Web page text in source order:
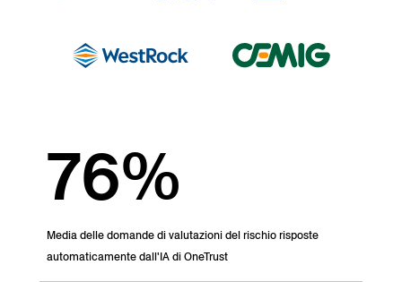
76%
Media delle domande di valutazioni del rischio risposte
automaticamente dall'IA di OneTrust